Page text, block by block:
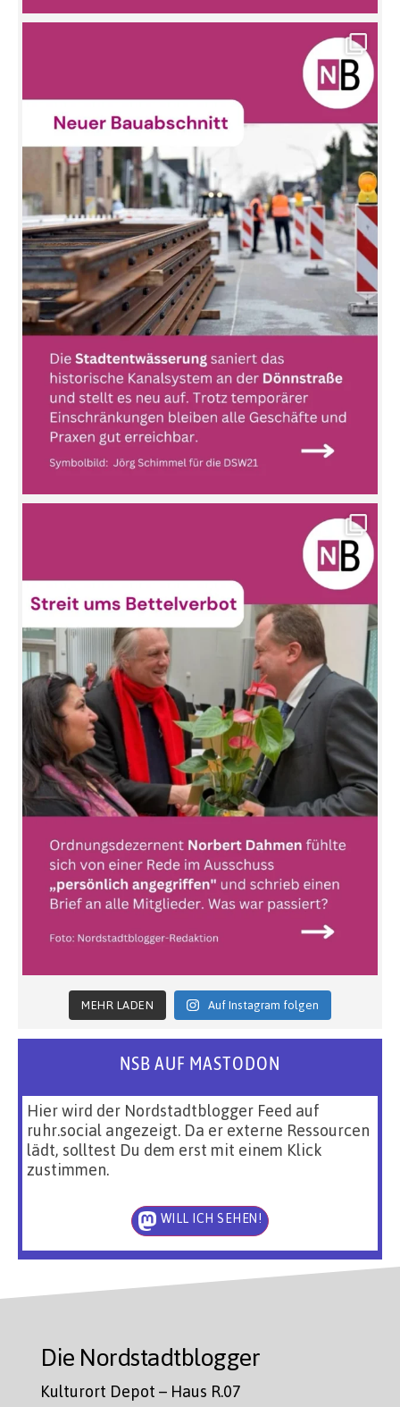
MEHR LADEN Auf Instagram folgen
NSB AUF MASTODON
Hier wird der Nordstadtblogger Feed auf
ruhr.social angezeigt. Da er externe Ressourcen
lädt, solltest Du dem erst mit einem Klick
zustimmen.
WILL ICH SEHEN!
Die Nordstadtblogger
Kulturort Depot – Haus R.07